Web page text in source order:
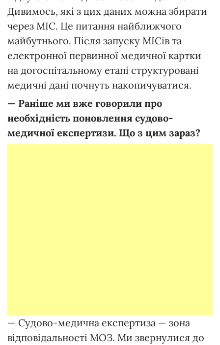
Дивимось, які з цих даних можна збирати
через МІС. Це питання найближчого
майбутнього. Після запуску МІСів та
електронної первинної медичної картки
на догоспітальному етапі структуровані
медичні дані почнуть накопичуватися.
— Раніше ми вже говорили про
необхідність поновлення судово-
медичної експертизи. Що з цим зараз?
— Судово-медична експертиза — зона
відповідальності МОЗ. Ми звернулися до